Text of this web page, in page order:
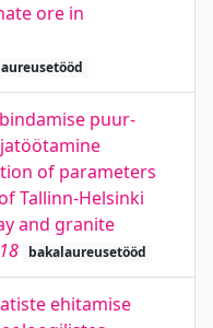
ore in
puur-
of parameters
Tallinn-Helsinki
and granite
bakalaureusetööd
ehitamise